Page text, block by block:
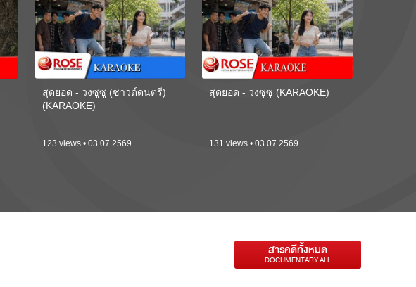
สุดยอด - วงซูซู (ซาวด์ดนตรี)
(KARAOKE)
123 views • 03.07.2569
สุดยอด - วงซูซู (KARAOKE)
131 views • 03.07.2569
สารคดีทั้งหมด
DOCUMENTARY ALL